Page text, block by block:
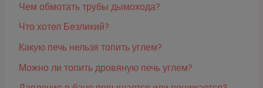
Чем обмотать трубы дымохода?
Что хотел Безликий?
Какую печь нельзя топить углем?
Можно ли топить дровяную печь углем?